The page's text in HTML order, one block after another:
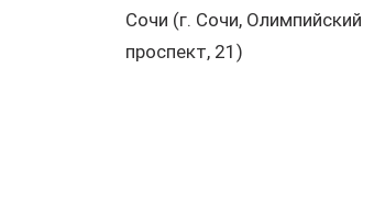
Сочи (г. Сочи, Олимпийский
проспект, 21)